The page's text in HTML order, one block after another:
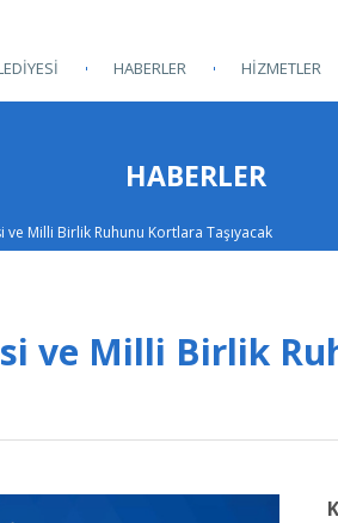
HABERLER HİZMETLER
HABERLER
Milli Birlik Ruhunu Kortlara Taşıyacak
ve Milli Birlik